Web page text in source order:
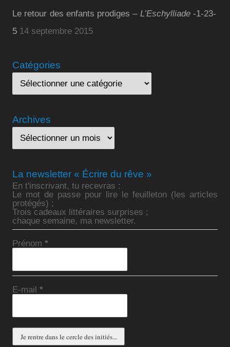
Le retour des enfants prodiges – L’Eschylliade-1-23-
5 14 septembre 2015
Catégories
Archives
La newsletter « Écrire du rêve »
En t'inscrivant, tu recevras :
Le mot de passe pour lire le feuilleton (les articles
protégés) ;
Trois cadeaux littéraires surprises ;
chaque semaine, ma newsletter.
Prénom*
E-mail*